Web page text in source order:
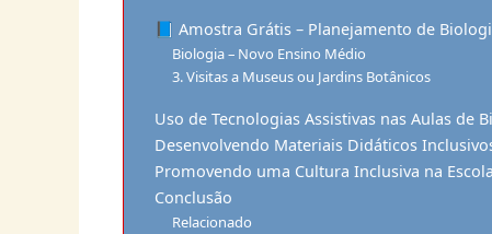
📘 Amostra Grátis – Planejamento de
Biologia – Novo Ensino Médio
3. Visitas a Museus ou Jardins Botânicos
Uso de Tecnologias Assistivas nas Aulas de
Desenvolvendo Materiais Didáticos
Promovendo uma Cultura Inclusiva na Escola
Conclusão
Relacionado